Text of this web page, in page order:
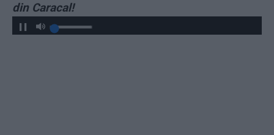
din Caracal!